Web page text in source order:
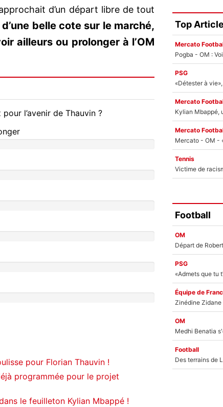
d’un départ libre de tout
belle cote sur le marché,
ailleurs ou prolonger à l’OM
l’avenir de Thauvin ?
pour Florian Thauvin !
programmée pour le projet
le feuilleton Kylian Mbappé !
Top
Mercato
Pogba - OM :
PSG
Mercato
Kylian Mbappé,
Mercato
Tennis
Football
OM
PSG
Équipe de
OM
Football